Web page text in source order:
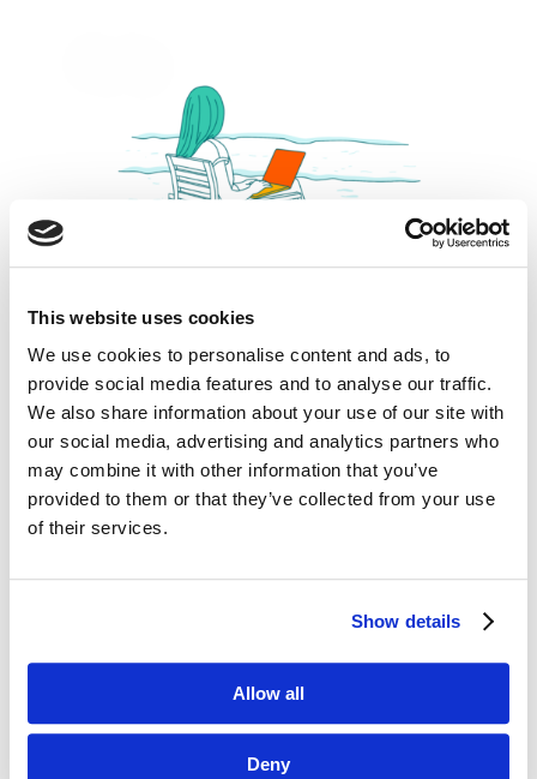
This website uses cookies
We use cookies to personalise content and ads, to
provide social media features and to analyse our traffic.
We also share information about your use of our site with
our social media, advertising and analytics partners who
may combine it with other information that you’ve
provided to them or that they’ve collected from your use
of their services.
Show details
Allow all
Deny
Rok 2025 – krótka historia jutra: Sztuczna
Inteligencja (AI)
sty 30, 2025|Abstrakty,Aktualności, Bez
kategorii,Blogosfera,Ludzie,Narzędzia ,
Newsy, Promowane,Rekomendowane
Technologia, Wiedza
Inteligencja (AI) Rewolucja zaczyna się
wcześniej, niż myślisz. Zmiany często zaczynają
(Eccles, 1991). Jak jednak rozpoznać sygnały
zmiany, gdy tempo ich przyśpieszenia...